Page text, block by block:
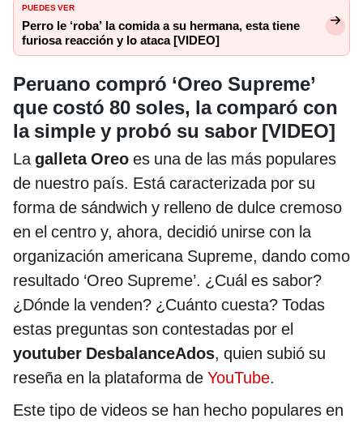
PUEDES VER
Perro le ‘roba’ la comida a su hermana, esta tiene
furiosa reacción y lo ataca [VIDEO]
Peruano compró ‘Oreo Supreme’
que costó 80 soles, la comparó con
la simple y probó su sabor [VIDEO]
La galleta Oreo es una de las más populares
de nuestro país. Está caracterizada por su
forma de sándwich y relleno de dulce cremoso
en el centro y, ahora, decidió unirse con la
organización americana Supreme, dando como
resultado ‘Oreo Supreme’. ¿Cuál es sabor?
¿Dónde la venden? ¿Cuánto cuesta? Todas
estas preguntas son contestadas por el
youtuber DesbalanceAdos, quien subió su
reseña en la plataforma de YouTube.
Este tipo de videos se han hecho populares en